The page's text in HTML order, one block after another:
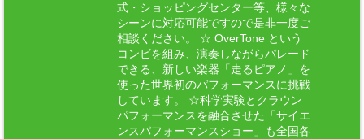
式・ショッピングセンター等、様々な
シーンに対応可能ですので是非一度ご
相談ください。 ☆ OverTone という
コンビを組み、演奏しながらパレード
できる、新しい楽器「走るピアノ」を
使った世界初のパフォーマンスに挑戦
しています。 ☆科学実験とクラウン
パフォーマンスを融合させた「サイエ
ンスパフォーマンスショー」も全国各